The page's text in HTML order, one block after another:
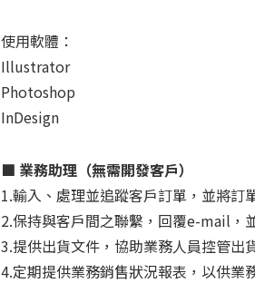
使用軟體：
Illustrator
Photoshop
InDesign
■ 業務助理（無需開發客戶）
1.輸入、處理並追蹤客戶訂單，並將訂
2.保持與客戶間之聯繫，回覆e-mail，
3.提供出貨文件，協助業務人員控管出
4.定期提供業務銷售狀況報表，以供業